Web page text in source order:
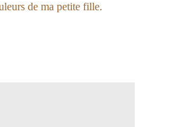
de ma petite fille.